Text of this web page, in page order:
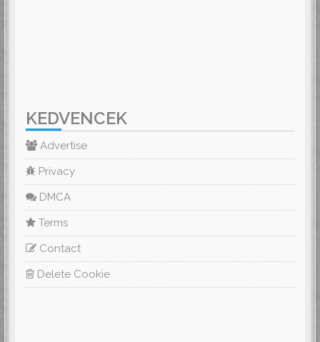
KEDVENCEK
Advertise
Privacy
DMCA
Terms
Contact
Delete Cookie